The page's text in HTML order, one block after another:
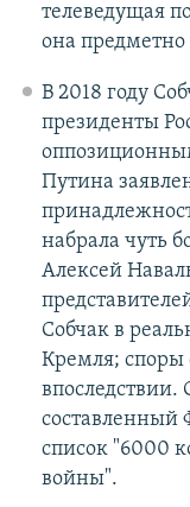
телеведущая
она
В 2018 году
президенты
Путина
набрала чуть
Алексей
Собчак в
Кремля; споры
впоследствии.
составленный
список "6000
войны".